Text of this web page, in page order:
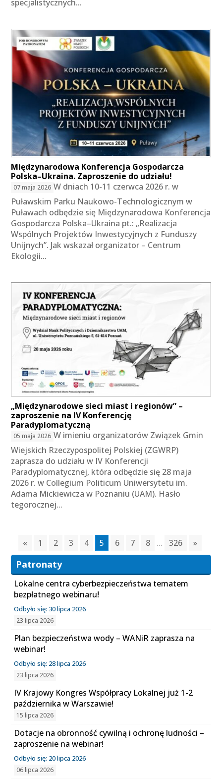
specjalistycznych...
Międzynarodowa Konferencja Gospodarcza
Polska–Ukraina. Zaproszenie do udziału!
07 maja 2026 W dniach 10-11 czerwca 2026 r. w
Puławskim Parku Naukowo-Technologicznym w
Puławach odbędzie się Międzynarodowa Konferencja
Gospodarcza Polska–Ukraina pt.: „Realizacja
Wspólnych Projektów Inwestycyjnych z Funduszy
Unijnych”. Jak wskazał organizator – Centrum
Ekologii...
„Międzynarodowe sieci miast i regionów” –
zaproszenie na IV Konferencję
Paradyplomatyczną
05 maja 2026 W imieniu organizatorów Związek Gmin
Wiejskich Rzeczypospolitej Polskiej (ZGWRP)
zaprasza do udziału w IV Konferencji
Paradyplomatycznej, która odbędzie się 28 maja
2026 r. w Collegium Politicum Uniwersytetu im.
Adama Mickiewicza w Poznaniu (UAM). Hasło
tegorocznej...
« 1 2 3 4 5 6 7 8 ... 326 »
Patronaty
Lokalne centra cyberbezpieczeństwa tematem
bezpłatnego webinaru!
Odbyło się: 30 lipca 2026
23 lipca 2026
Plan bezpieczeństwa wody – WANiR zaprasza na
webinar!
Odbyło się: 28 lipca 2026
23 lipca 2026
IV Krajowy Kongres Współpracy Lokalnej już 1-2
października w Warszawie!
15 lipca 2026
Dotacje na obronność cywilną i ochronę ludności –
zaproszenie na webinar!
Odbyło się: 20 lipca 2026
06 lipca 2026